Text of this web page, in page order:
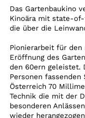
Das Gartenbaukino
Kinoära mit state-
die über die
Pionierarbeit für
Eröffnung des
den 60ern geleistet.
Personen
Österreich 70
Technik die mit der
besonderen
wieder